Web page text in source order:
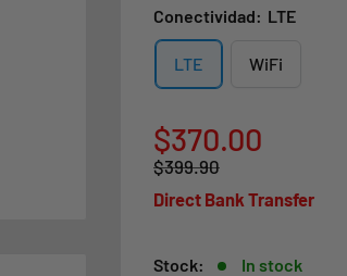
Conectividad: LTE
LTE WiFi
Sale
price
$370.00
Regular
price
$399.90
Direct Bank Transfer
Stock: In stock